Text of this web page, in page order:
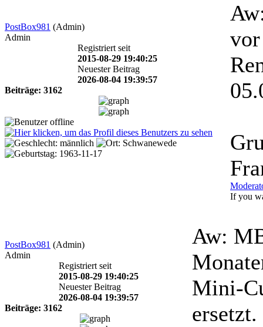
PostBox981 (Admin)
Admin
Registriert seit
2015-08-29 19:40:25
Neuester Beitrag
2026-08-04 19:39:57
Beiträge: 3162
If you
PostBox981 (Admin)
Admin
Registriert seit
2015-08-29 19:40:25
Neuester Beitrag
2026-08-04 19:39:57
Beiträge: 3162
Aw:
Mini-
ersetzt.